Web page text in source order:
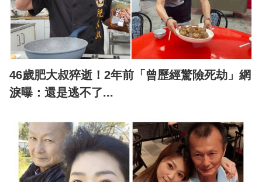
46歲肥大叔猝逝！2年前「曾歷經驚險死劫」網
淚曝：還是逃不了...